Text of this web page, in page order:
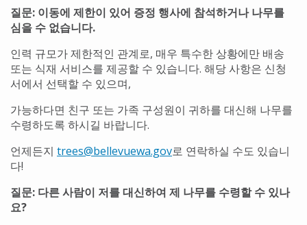
질문: 이동에 제한이 있어 증정 행사에 참석하거나 나무를
심을 수 없습니다.
인력 규모가 제한적인 관계로, 매우 특수한 상황에만 배송
또는 식재 서비스를 제공할 수 있습니다. 해당 사항은 신청
서에서 선택할 수 있으며,
가능하다면 친구 또는 가족 구성원이 귀하를 대신해 나무를
수령하도록 하시길 바랍니다.
언제든지 trees@bellevuewa.gov로 연락하실 수도 있습니
다!
질문: 다른 사람이 저를 대신하여 제 나무를 수령할 수 있나
요?